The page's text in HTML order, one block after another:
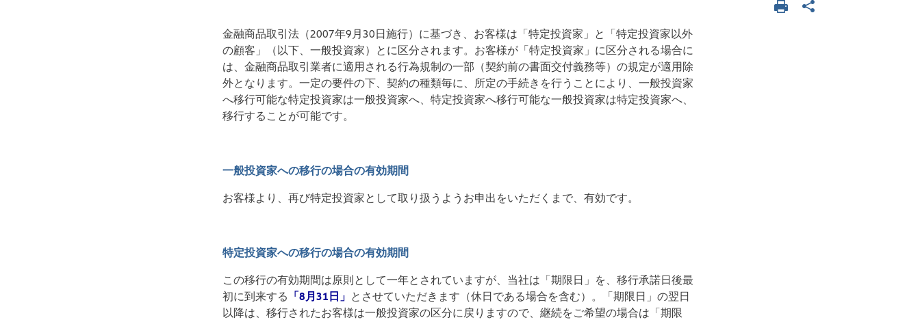
金融商品取引法（2007年9月30日施行）に基づき、お客様は「特定投資家」と「特定投資家以外
の顧客」（以下、一般投資家）とに区分されます。お客様が「特定投資家」に区分される場合に
は、金融商品取引業者に適用される行為規制の一部（契約前の書面交付義務等）の規定が適用除
外となります。一定の要件の下、契約の種類毎に、所定の手続きを行うことにより、一般投資家
へ移行可能な特定投資家は一般投資家へ、特定投資家へ移行可能な一般投資家は特定投資家へ、
移行することが可能です。
一般投資家への移行の場合の有効期間
お客様より、再び特定投資家として取り扱うようお申出をいただくまで、有効です。
特定投資家への移行の場合の有効期間
この移行の有効期間は原則として一年とされていますが、当社は「期限日」を、移行承諾日後最
初に到来する 「8月31日」 とさせていただきます（休日である場合を含む）。「期限日」の翌日
以降は、移行されたお客様は一般投資家の区分に戻りますので、継続をご希望の場合は「期限